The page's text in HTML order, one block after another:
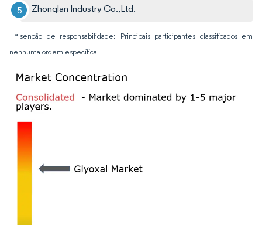
Zhonglan Industry Co.,Ltd.
*Isenção de responsabilidade: Principais participantes classificados em
nenhuma ordem específica